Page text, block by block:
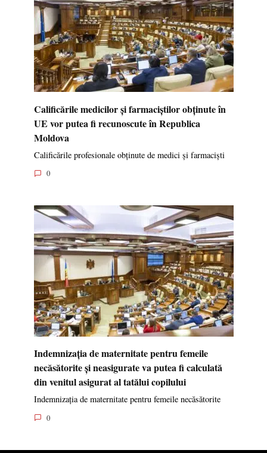
Calificările medicilor și farmaciștilor obținute în
UE vor putea fi recunoscute în Republica
Moldova
Calificările profesionale obținute de medici și farmaciști
0
Indemnizația de maternitate pentru femeile
necăsătorite și neasigurate va putea fi calculată
din venitul asigurat al tatălui copilului
Indemnizația de maternitate pentru femeile necăsătorite
0